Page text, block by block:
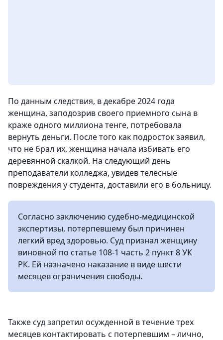
По данным следствия, в декабре 2024 года
женщина, заподозрив своего приемного сына в
краже одного миллиона тенге, потребовала
вернуть деньги. После того как подросток заявил,
что не брал их, женщина начала избивать его
деревянной скалкой. На следующий день
преподаватели колледжа, увидев телесные
повреждения у студента, доставили его в больницу.
Согласно заключению судебно-медицинской
экспертизы, потерпевшему был причинен
легкий вред здоровью. Суд признал женщину
виновной по статье 108-1 часть 2 пункт 8 УК
РК. Ей назначено наказание в виде шести
месяцев ограничения свободы.
Также суд запретил осужденной в течение трех
месяцев контактировать с потерпевшим – лично,